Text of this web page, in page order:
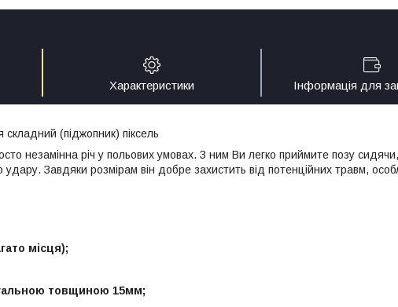
Характеристики Інформація для
(піджопник) піксель
незамінна річ у польових умовах. З ним Ви легко приймите позу
Завдяки розмірам він добре захистить від потенційних травм,
місця);
товщиною 15мм;